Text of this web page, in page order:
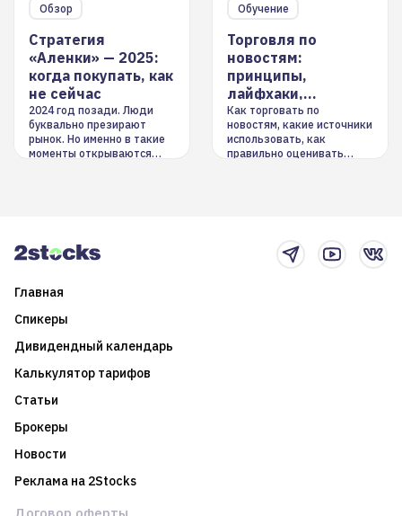
Обзор
Стратегия
«Аленки» — 2025:
когда покупать, как
не сейчас
2024 год позади. Люди
буквально презирают
рынок. Но именно в такие
моменты открываются
Обучение
Торговля по
новостям:
принципы,
лайфхаки,
инструменты
Как торговать по
новостям, какие источники
использовать, как
правильно оценивать
Главная
Спикеры
Дивидендный календарь
Калькулятор тарифов
Статьи
Брокеры
Новости
Реклама на 2Stocks